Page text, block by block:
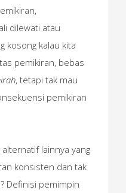
dilewati atau
kosong kalau kita
pemikiran, bebas
, tetapi tak mau
pemikiran
alternatif lainnya yang
konsisten dan tak
Definisi pemimpin